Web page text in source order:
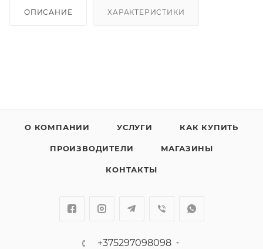
ОПИСАНИЕ ХАРАКТЕРИСТИКИ
О КОМПАНИИ УСЛУГИ КАК КУПИТЬ
ПРОИЗВОДИТЕЛИ МАГАЗИНЫ
КОНТАКТЫ
+375297098098